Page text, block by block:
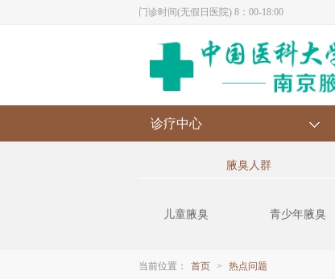
门诊时间(无假日医院) 8：00-18:00
诊疗中心
腋臭人群
儿童腋臭 青少年腋臭
当前位置： 首页 > 热点问题